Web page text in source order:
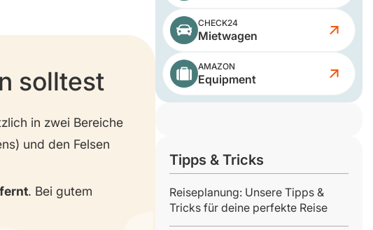
solltest
in zwei Bereiche
und den Felsen
. Bei gutem
CHECK24
Mietwagen
AMAZON
Equipment
Tipps & Tricks
Reiseplanung: Unsere Tipps &
Tricks für deine perfekte Reise